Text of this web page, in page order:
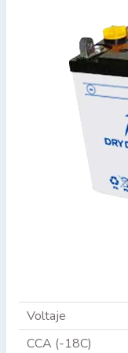
Voltaje
CCA (-18C)